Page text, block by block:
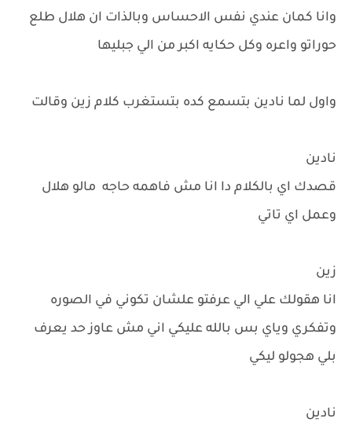
وانا كمان عندي نفس الاحساس وبالذات ان هلال طلع
حوراتو واعره وكل حكايه اكبر من الي جبليها
واول لما نادين بتسمع كده بتستغرب كلام زين وقالت
نادين
قصدك اي بالكلام دا انا مش فاهمه حاجه مالو هلال
وعمل اي تاتي
زين
انا هقولك علي الي عرفتو علشان تكوني في الصوره
وتفكري وياي بس بالله عليكي اني مش عاوز حد يعرف
بلي هجولو ليكي
نادين